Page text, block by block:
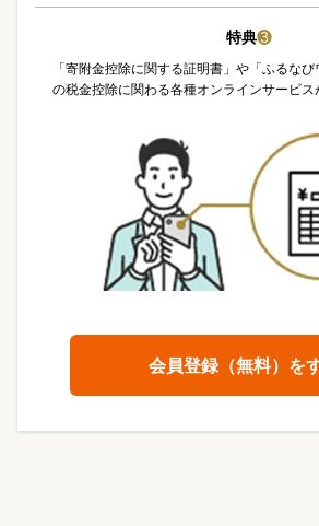
特典❸
「寄附金控除に関する証明書」や「ふるなび
の税金控除に関わる各種オンラインサービス
会員登録（無料）を